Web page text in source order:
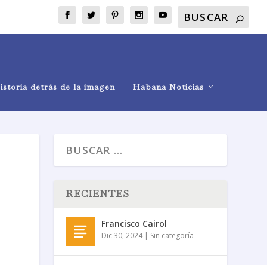
detrás de la imagen Habana Noticias
RECIENTES
Francisco Cairol
Dic 30, 2024| Sin categoría